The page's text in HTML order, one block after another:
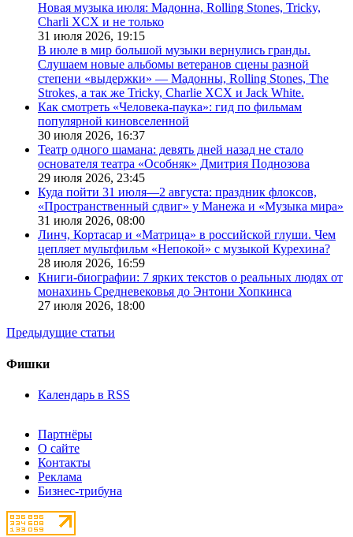
Новая музыка июля: Мадонна, Rolling Stones, Tricky,
Charli XCX и не только
31 июля 2026, 19:15
В июле в мир большой музыки вернулись гранды.
Слушаем новые альбомы ветеранов сцены разной
степени «выдержки» — Мадонны, Rolling Stones, The
Strokes, а так же Tricky, Charlie XCX и Jack White.
Как смотреть «Человека-паука»: гид по фильмам
популярной киновселенной
30 июля 2026, 16:37
Театр одного шамана: девять дней назад не стало
основателя театра «Особняк» Дмитрия Поднозова
29 июля 2026, 23:45
Куда пойти 31 июля—2 августа: праздник флоксов,
«Пространственный сдвиг» у Манежа и «Музыка мира»
31 июля 2026, 08:00
Линч, Кортасар и «Матрица» в российской глуши. Чем
цепляет мультфильм «Непокой» с музыкой Курехина?
28 июля 2026, 16:59
Книги-биографии: 7 ярких текстов о реальных людях от
монахинь Средневековья до Энтони Хопкинса
27 июля 2026, 18:00
Предыдущие статьи
Фишки
Календарь в RSS
Партнёры
О сайте
Контакты
Реклама
Бизнес-трибуна